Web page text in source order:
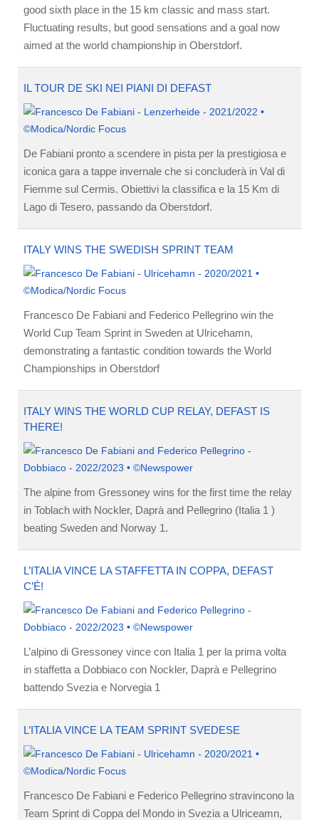
good sixth place in the 15 km classic and mass start.
Fluctuating results, but good sensations and a goal now
aimed at the world championship in Oberstdorf.
IL TOUR DE SKI NEI PIANI DI DEFAST
De Fabiani pronto a scendere in pista per la prestigiosa e
iconica gara a tappe invernale che si concluderà in Val di
Fiemme sul Cermis. Obiettivi la classifica e la 15 Km di
Lago di Tesero, passando da Oberstdorf.
ITALY WINS THE SWEDISH SPRINT TEAM
Francesco De Fabiani and Federico Pellegrino win the
World Cup Team Sprint in Sweden at Ulricehamn,
demonstrating a fantastic condition towards the World
Championships in Oberstdorf
ITALY WINS THE WORLD CUP RELAY, DEFAST IS
THERE!
The alpine from Gressoney wins for the first time the relay
in Toblach with Nockler, Daprà and Pellegrino (Italia 1 )
beating Sweden and Norway 1.
L’ITALIA VINCE LA STAFFETTA IN COPPA, DEFAST
C’É!
L’alpino di Gressoney vince con Italia 1 per la prima volta
in staffetta a Dobbiaco con Nockler, Daprà e Pellegrino
battendo Svezia e Norvegia 1
L’ITALIA VINCE LA TEAM SPRINT SVEDESE
Francesco De Fabiani e Federico Pellegrino stravincono la
Team Sprint di Coppa del Mondo in Svezia a Ulriceamn,